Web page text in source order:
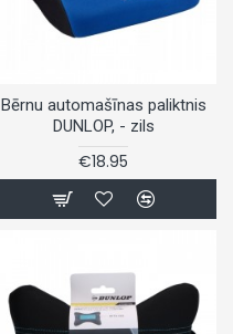
Bērnu automašīnas paliktnis
DUNLOP, - zils
€18.95